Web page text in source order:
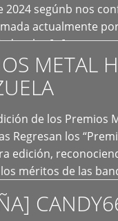
2024 segúnb nos
actualmente
a las […]
METAL
de los Premios
Regresan los
edición,
méritos de las
tendencias del